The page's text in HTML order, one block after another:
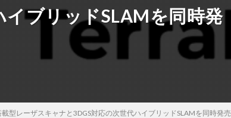
イブリッドSLAMを同時発
型レーザスキャナと3DGS対応の次世代ハイブリッドSLAMを同時発売